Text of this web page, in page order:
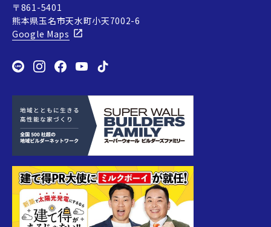
〒861-5401
熊本県玉名市天水町小天7002-6
Google Maps